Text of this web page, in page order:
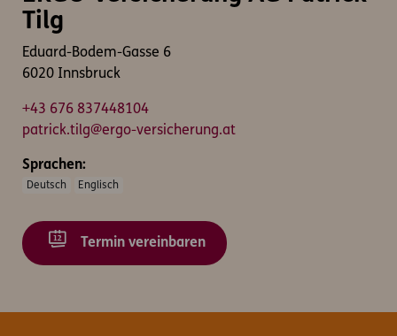
Tilg
Eduard-Bodem-Gasse 6
6020 Innsbruck
+43 676 837448104
patrick.tilg@ergo-versicherung.at
Sprachen:
Deutsch Englisch
Termin vereinbaren